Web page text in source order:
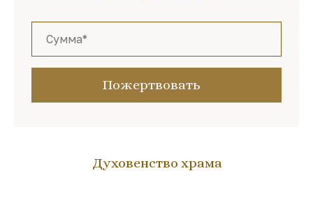
Пожертвовать
Духовенство храма